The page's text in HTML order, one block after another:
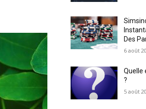
Des
6 août
Quelle
?
5 août